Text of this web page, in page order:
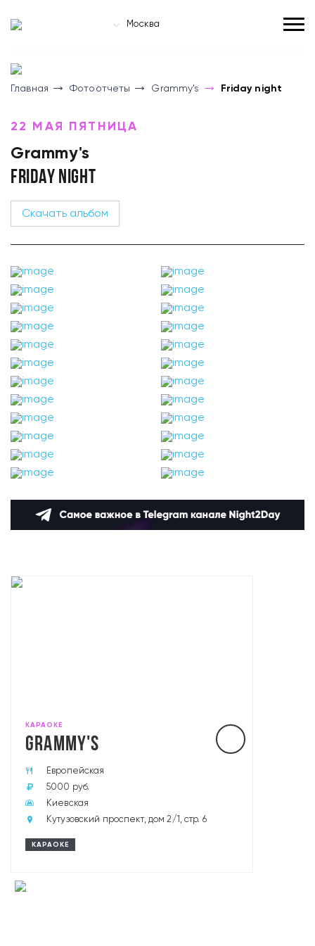
Москва
Главная Фотоотчеты Grammy's Friday night
22 МАЯ ПЯТНИЦА
Grammy's
FRIDAY NIGHT
Скачать альбом
КАРАОКЕ
GRAMMY'S
Европейская
5000 руб.
Киевская
Кутузовский проспект, дом 2/1, стр. 6
КАРАОКЕ